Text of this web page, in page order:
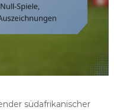
südafrikanischer